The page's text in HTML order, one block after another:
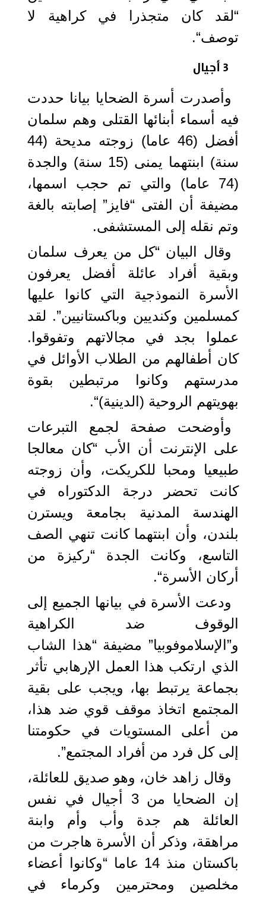
“لقد كان متجذرا في كراهية لا
توصف“.
3 أجيال
وأصدرت أسرة الضحايا بيانا حددت
فيه أسماء أبنائها القتلى وهم سلمان
أفضل (46 عاما) زوجته مديحة (44
سنة) ابنتهما يمنى (15 سنة) والجدة
(74 عاما) والتي تم حجب اسمها،
مضيفة أن الفتى “فايز” إصابته بالغة
وتم نقله إلى المستشفى.
وقال البيان “كل من يعرف سلمان
وبقية أفراد عائلة أفضل يعرفون
الأسرة النموذجية التي كانوا عليها
كمسلمين وكنديين وباكستانيين”. لقد
عملوا بجد في مجالاتهم وتفوقوا.
كان أطفالهم من الطلاب الأوائل في
مدرستهم وكانوا مرتبطين بقوة
بهويتهم الروحية (الدينية)“.
وأوضحت صفحة لجمع التبرعات
على الإنترنت أن الأب “كان معالجا
طبيعيا ومحبا للكريكت، وأن زوجته
كانت تحضر درجة الدكتوراه في
الهندسة المدنية بجامعة ويسترن
بلندن، وأن ابنتهما كانت تنهي الصف
التاسع، وكانت الجدة “ركيزة من
أركان الأسرة“.
ودعت الأسرة في بيانها الجميع إلى
الوقوف ضد الكراهية
و”الإسلاموفوبيا” مضيفة “هذا الشاب
الذي ارتكب هذا العمل الإرهابي تأثر
بجماعة يرتبط بها، ويجب على بقية
المجتمع اتخاذ موقف قوي ضد هذا،
من أعلى المستويات في حكومتنا
إلى كل فرد من أفراد المجتمع”.
وقال زاهد خان، وهو صديق للعائلة،
إن الضحايا من 3 أجيال في نفس
العائلة هم جدة وأب وأم وابنة
مراهقة، وذكر أن الأسرة هاجرت من
باكستان منذ 14 عاما “وكانوا أعضاء
مخلصين ومحترمين وكرماء في